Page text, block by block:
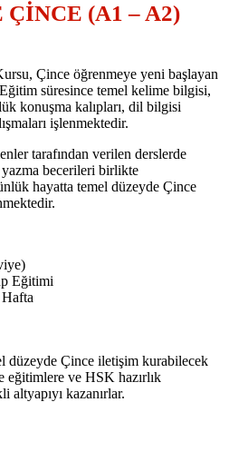
(A1 – A2)
Çince öğrenmeye yeni başlayan
süresince temel kelime bilgisi,
konuşma kalıpları, dil bilgisi
işlenmektedir.
tarafından verilen derslerde
becerileri birlikte
hayatta temel düzeyde Çince
Eğitimi
düzeyde Çince iletişim kurabilecek
eğitimlere ve HSK hazırlık
altyapıyı kazanırlar.